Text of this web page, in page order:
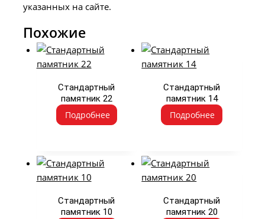
указанных на сайте.
Похожие
Стандартный
памятник 22
Подробнее
Стандартный
памятник 14
Подробнее
Стандартный
памятник 10
Стандартный
памятник 20